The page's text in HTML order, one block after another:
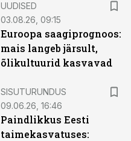
UUDISED
03.08.26, 09:15
Euroopa saagiprognoos:
mais langeb järsult,
õlikultuurid kasvavad
SISUTURUNDUS
09.06.26, 16:46
Paindlikkus Eesti
taimekasvatuses: